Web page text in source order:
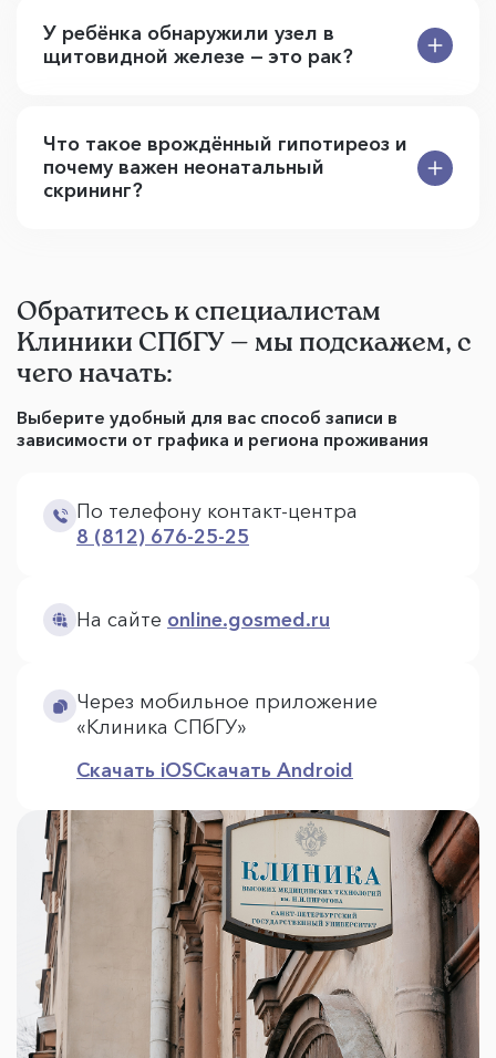
У ребёнка обнаружили узел в
щитовидной железе — это рак?
Что такое врождённый гипотиреоз и
почему важен неонатальный
скрининг?
Обратитесь к специалистам
Клиники СПбГУ — мы подскажем, с
чего начать:
Выберите удобный для вас способ записи в
зависимости от графика и региона проживания
По телефону контакт-центра
8 (812) 676-25-25
На сайте online.gosmed.ru
Через мобильное приложение
«Клиника СПбГУ»
Скачать iOSСкачать Android